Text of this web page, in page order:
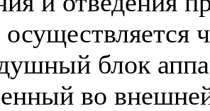
блок
во